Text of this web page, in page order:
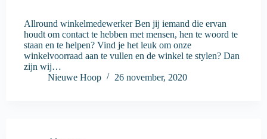
Allround winkelmedewerker Ben jij iemand die ervan
houdt om contact te hebben met mensen, hen te woord te
staan en te helpen? Vind je het leuk om onze
winkelvoorraad aan te vullen en de winkel te stylen? Dan
zijn wij…
Nieuwe Hoop
26 november, 2020